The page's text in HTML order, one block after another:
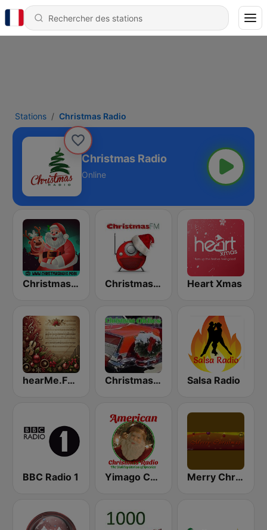
Stations Christmas Radio
Christmas Radio
Online
Christmas Radio Christmas FM Heart Xmas
hearMe.FM Classical Christmas Christmas Oldies Salsa Radio
BBC Radio 1 Yimago Christmas - American Christmas Radio Merry Christmas Radio